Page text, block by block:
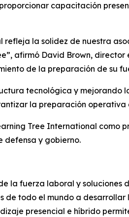
capacitación
la solidez de nuestra
afirmó David Brown,
de la preparación de su
tecnológica y mejorando
la preparación operativa
Tree International como
defensa y gobierno.
la fuerza laboral y
todo el mundo a
presencial e híbrido